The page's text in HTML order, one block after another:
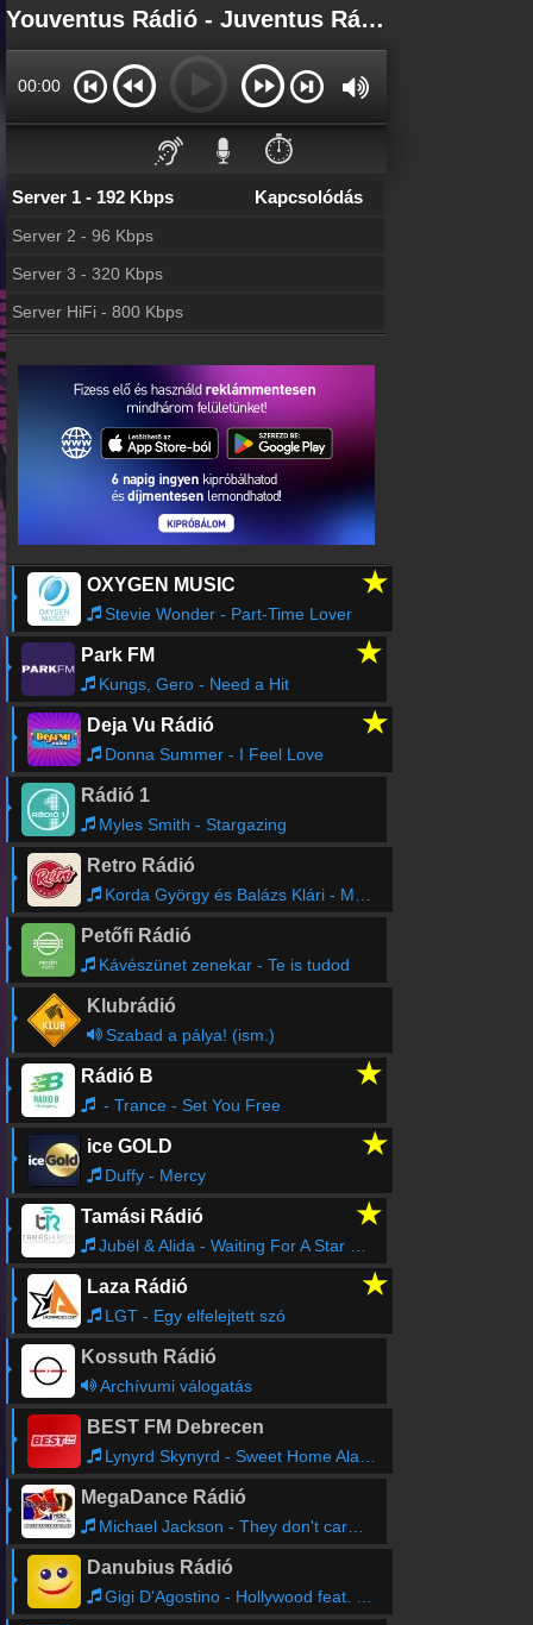
Főoldal
Bejelentkezés
Hozz létre saját fiókot!
Most szól
Hírek
Juventus Rádió kapcsolatos hírek
Rádió beágyazás
Ágyazd be weboldaladba
Online rádió készítés
Készítés lépésről lépésre
Youventus Rádió - Juventus Rádió - Juventus Rádió Online
00:00
⏱️
Server 1 - 192 Kbps Kapcsolódás
Server 2 - 96 Kbps
Server 3 - 320 Kbps
Server HiFi - 800 Kbps
OXYGEN MUSIC ★
Stevie Wonder - Part-Time Lover
Park FM ★
Kungs, Gero - Need a Hit
Deja Vu Rádió ★
Donna Summer - I Feel Love
Rádió 1
Myles Smith - Stargazing
Retro Rádió
Korda György és Balázs Klári - Mamma Maria
Petőfi Rádió
Kávészünet zenekar - Te is tudod
Klubrádió
Szabad a pálya! (ism.)
Rádió B ★
- Trance - Set You Free
ice GOLD ★
Duffy - Mercy
Tamási Rádió ★
Jubël & Alida - Waiting For A Star To Fall
Laza Rádió ★
LGT - Egy elfelejtett szó
Kossuth Rádió
Archívumi válogatás
BEST FM Debrecen
Lynyrd Skynyrd - Sweet Home Alabama
MegaDance Rádió
Michael Jackson - They don't care about us
Danubius Rádió
Gigi D'Agostino - Hollywood feat. LA Vision